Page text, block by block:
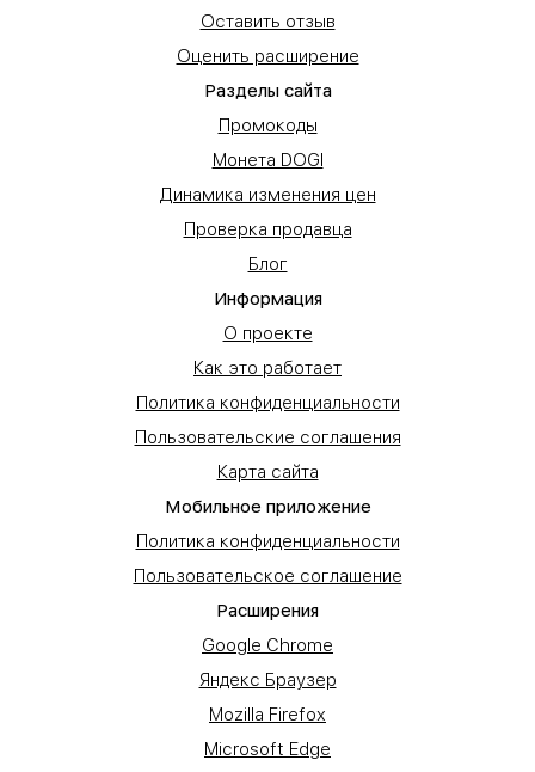
Оставить отзыв
Оценить расширение
Разделы сайта
Промокоды
Монета DOGI
Динамика изменения цен
Проверка продавца
Блог
Информация
О проекте
Как это работает
Политика конфиденциальности
Пользовательские соглашения
Карта сайта
Мобильное приложение
Политика конфиденциальности
Пользовательское соглашение
Расширения
Google Chrome
Яндекс Браузер
Mozilla Firefox
Microsoft Edge